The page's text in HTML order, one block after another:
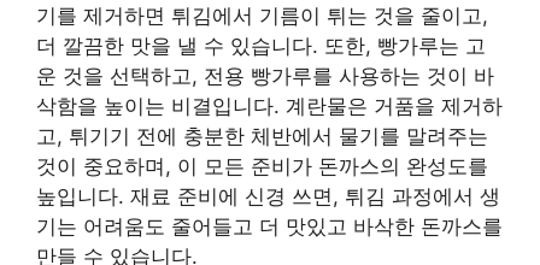
기를 제거하면 튀김에서 기름이 튀는 것을 줄이고,
더 깔끔한 맛을 낼 수 있습니다. 또한, 빵가루는 고
운 것을 선택하고, 전용 빵가루를 사용하는 것이 바
삭함을 높이는 비결입니다. 계란물은 거품을 제거하
고, 튀기기 전에 충분한 체반에서 물기를 말려주는
것이 중요하며, 이 모든 준비가 돈까스의 완성도를
높입니다. 재료 준비에 신경 쓰면, 튀김 과정에서 생
기는 어려움도 줄어들고 더 맛있고 바삭한 돈까스를
만들 수 있습니다.